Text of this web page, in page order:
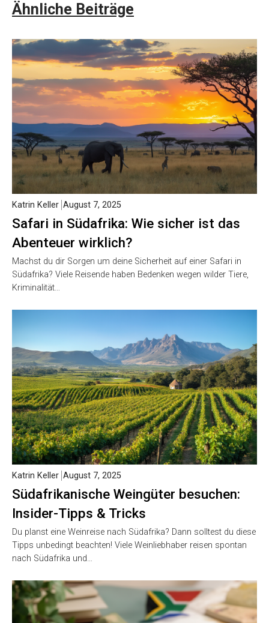
Ähnliche Beiträge
Safari in Südafrika: Wie sicher ist das
Abenteuer wirklich?
Katrin Keller August 7, 2025
Machst du dir Sorgen um deine Sicherheit auf einer Safari in
Südafrika? Viele Reisende haben Bedenken wegen wilder Tiere,
Kriminalität…
Südafrikanische Weingüter besuchen:
Insider-Tipps & Tricks
Katrin Keller August 7, 2025
Du planst eine Weinreise nach Südafrika? Dann solltest du diese
Tipps unbedingt beachten! Viele Weinliebhaber reisen spontan
nach Südafrika und…